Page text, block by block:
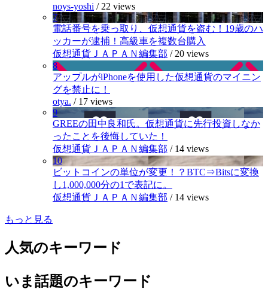
noys-yoshi / 22 views
7
電話番号を乗っ取り、仮想通貨を盗む！19歳のハ
ッカーが逮捕！高級車を複数台購入
仮想通貨ＪＡＰＡＮ編集部 / 20 views
8
アップルがiPhoneを使用した仮想通貨のマイニン
グを禁止に！
otya. / 17 views
9
GREEの田中良和氏。仮想通貨に先行投資しなか
ったことを後悔していた！
仮想通貨ＪＡＰＡＮ編集部 / 14 views
10
ビットコインの単位が変更！？BTC⇒Bitsに変換
し1,000,000分の1で表記に。
仮想通貨ＪＡＰＡＮ編集部 / 14 views
もっと見る
人気のキーワード
いま話題のキーワード